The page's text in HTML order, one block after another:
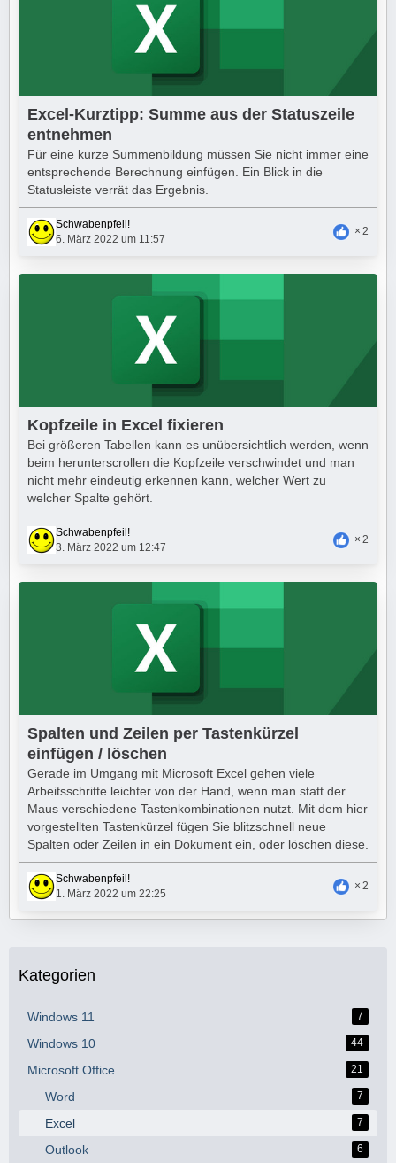
Excel-Kurztipp: Summe aus der Statuszeile
entnehmen
Für eine kurze Summenbildung müssen Sie nicht immer eine
entsprechende Berechnung einfügen. Ein Blick in die
Statusleiste verrät das Ergebnis.
Schwabenpfeil!
6. März 2022 um 11:57
2
Kopfzeile in Excel fixieren
Bei größeren Tabellen kann es unübersichtlich werden, wenn
beim herunterscrollen ​die Kopfzeile verschwindet und man
nicht mehr eindeutig erkennen kann, welcher Wert zu
welcher Spalte gehört.
Schwabenpfeil!
3. März 2022 um 12:47
2
Spalten und Zeilen per Tastenkürzel
einfügen / löschen
Gerade im Umgang mit Microsoft Excel gehen viele
Arbeitsschritte leichter von der Hand, wenn man statt der
Maus verschiedene Tastenkombinationen nutzt. Mit dem hier
vorgestellten Tastenkürzel fügen Sie blitzschnell neue
Spalten oder Zeilen in ein Dokument ein, oder löschen diese.
Schwabenpfeil!
1. März 2022 um 22:25
2
Kategorien
Windows 11 7
Windows 10 44
Microsoft Office 21
Word 7
Excel 7
Outlook 6